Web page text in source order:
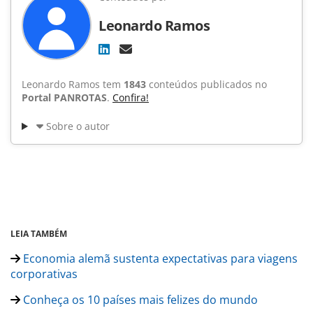
Leonardo Ramos
Leonardo Ramos tem 1843 conteúdos publicados no
Portal PANROTAS. Confira!
Sobre o autor
LEIA TAMBÉM
Economia alemã sustenta expectativas para viagens
corporativas
Conheça os 10 países mais felizes do mundo